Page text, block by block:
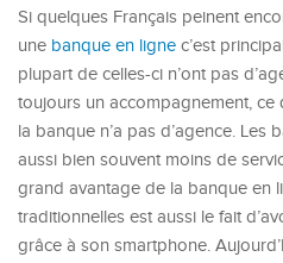
Si quelques Français peinent
une banque en ligne c’est
plupart de celles-ci n’ont pas
toujours un accompagnement,
la banque n’a pas d’agence.
aussi bien souvent moins de
grand avantage de la banque en
traditionnelles est aussi le fait
grâce à son smartphone.